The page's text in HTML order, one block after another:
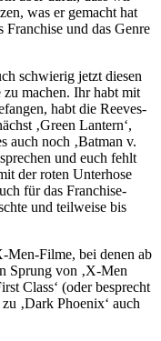
was er gemacht hat
und das Genre
schwierig jetzt diesen
machen. Ihr habt mit
habt die Reeves-
‚Green Lantern‘,
auch noch ‚Batman v.
und euch fehlt
der roten Unterhose
für das Franchise-
und teilweise bis
Filme, bei denen ab
Sprung von ‚X-Men
Class‘ (oder besprecht
‚Dark Phoenix‘ auch